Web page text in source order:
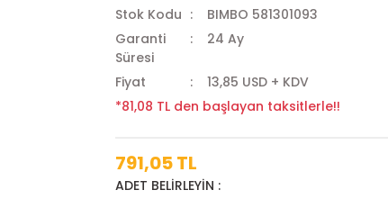
Stok Kodu
BIMBO 581301093
Garanti
Süresi
24 Ay
Fiyat
13,85 USD + KDV
*81,08 TL den başlayan taksitlerle!!
791,05 TL
ADET BELİRLEYİN :